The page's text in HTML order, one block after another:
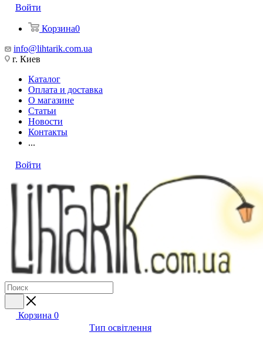
Войти
Корзина0
info@lihtarik.com.ua
г. Киев
Каталог
Оплата и доставка
О магазине
Статьи
Новости
Контакты
...
Войти
Корзина 0
Тип освітлення